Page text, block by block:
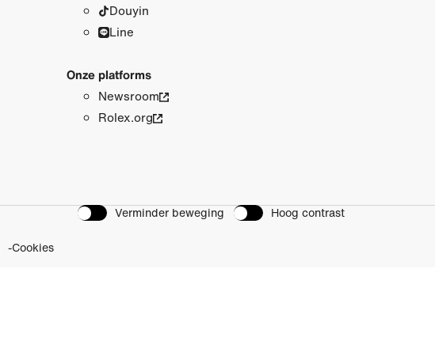
Douyin
Line
Onze platforms
Newsroom
Rolex.org
Verminder beweging Hoog contrast
Cookies